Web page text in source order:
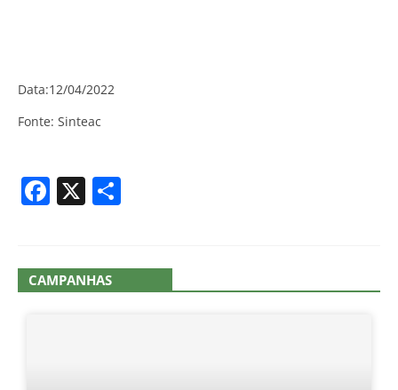
Data:12/04/2022
Fonte: Sinteac
Facebook
X
CAMPANHAS